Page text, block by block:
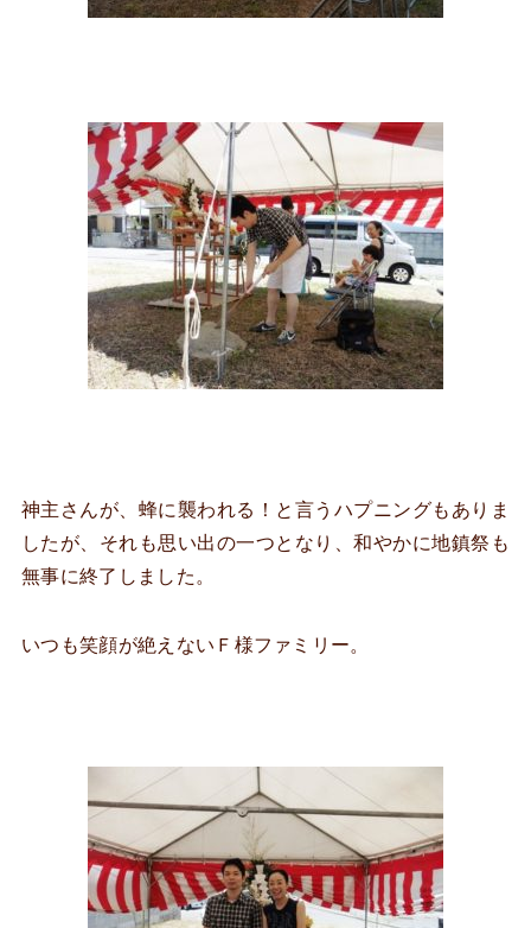
神主さんが、蜂に襲われる！と言うハプニングもありま
したが、それも思い出の一つとなり、和やかに地鎮祭も
無事に終了しました。
いつも笑顔が絶えないＦ様ファミリー。